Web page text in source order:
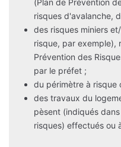
(Plan de Prévention
risques d'avalanche,
des risques miniers
risque, par exemple),
Prévention des
par le préfet ;
du périmètre à risque
des travaux du
pèsent (indiqués
risques) effectués ou